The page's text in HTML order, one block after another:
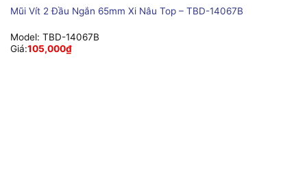
Mũi Vít 2 Đầu Ngắn 65mm Xi Nâu Top – TBD-14067B
Model: TBD-14067B
Giá:105,000₫